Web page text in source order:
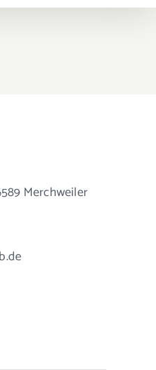
Merchweiler